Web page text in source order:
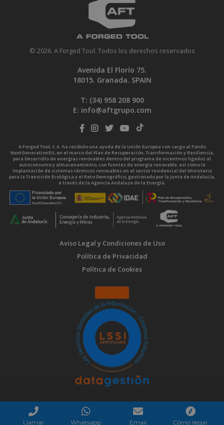
Llamar Whatsapp Email Cómo llegar
© 2026. A Forged Tool. Todos los derechos reservados
Avenida El Florío 75.
18015. Granada. SPAIN
T: (34) 958 208 900
E: info@aftgrupo.com
A Forged Tool, S.A. ha recibido una ayuda de la Unión Europea con cargo al Fondo
NextGenerationEU, en el marco del Plan de Recuperación, Transformación y Resiliencia,
para Desarrollo de energías renovables dentro del programa de incentivos ligados al
autoconsumo y almacenamiento, con fuentes de energía renovable, así como la
implantación de sistemas térmicos renovables en el sector residencial del Ministerio
para la Transición Ecológica y el Reto Demográfico, gestionado por la Junta de Andalucía,
a través de la Agencia Andaluza de la Energía.
Aviso Legal y Condiciones de Uso
Política de Privacidad
Política de Cookies